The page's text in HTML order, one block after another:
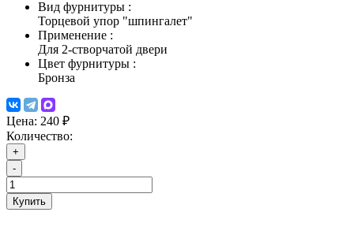
Вид фурнитуры :
Торцевой упор "шпингалет"
Применение :
Для 2-створчатой двери
Цвет фурнитуры :
Бронза
Цена: 240 ₽
Количество:
+
-
Купить